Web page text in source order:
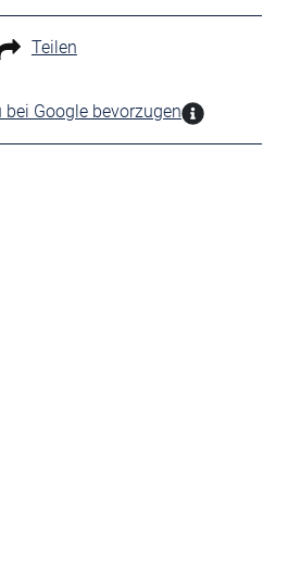
Teilen
Google bevorzugen